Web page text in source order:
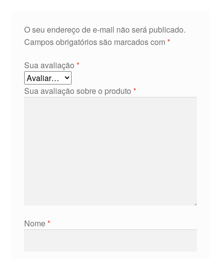
O seu endereço de e-mail não será publicado.
Campos obrigatórios são marcados com *
Sua avaliação *
Sua avaliação sobre o produto *
Nome*